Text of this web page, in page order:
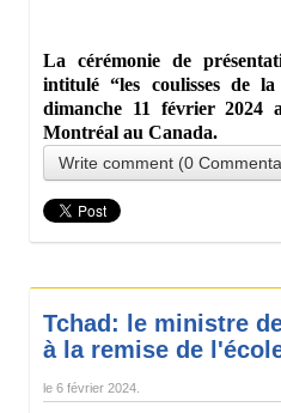
La cérémonie de
intitulé “les coulisses de
dimanche 11 février 2024
Montréal au Canada.
Write comment (0
Tchad: le ministre
à la remise de
le 6 février 2024